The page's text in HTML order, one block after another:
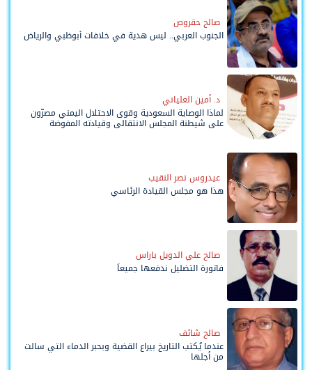
صالح حقروص
الجنوب العربي.. ليس هدية في خلافات أبوظبي والرياض
د. أمين العلياني
لماذا الوصاية السعودية وقوى الاحتلال اليمني مصرّون
على شيطنة المجلس الانتقالي وقيادته المفوضة
عيدروس نصر النقيب
هذا هو مجلس القيادة الرئاسي
صالح علي الدويل باراس
فاتورة التضليل ندفعها جميعاً
صالح شائف
عندما يُكتب التاريخ بيراع القضية وبحبر الدماء التي سالت
من أجلها